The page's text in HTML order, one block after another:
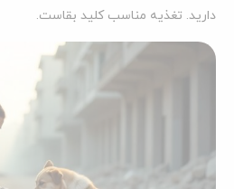
دارید. تغذیه مناسب کلید بقاست.